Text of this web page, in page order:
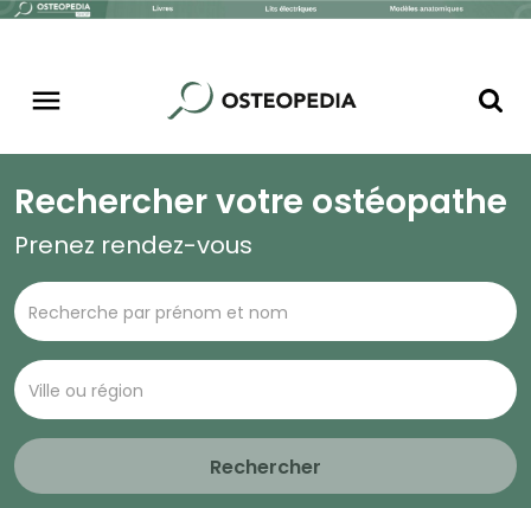
Rechercher votre ostéopathe
Prenez rendez-vous
Rechercher